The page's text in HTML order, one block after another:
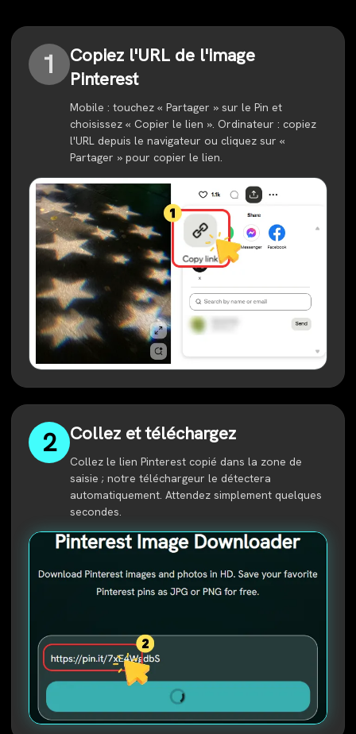
1
Copiez l'URL de l'image
Pinterest
Mobile : touchez « Partager » sur le Pin et
choisissez « Copier le lien ». Ordinateur : copiez
l'URL depuis le navigateur ou cliquez sur «
Partager » pour copier le lien.
2 Collez et téléchargez
Collez le lien Pinterest copié dans la zone de
saisie ; notre téléchargeur le détectera
automatiquement. Attendez simplement quelques
secondes.